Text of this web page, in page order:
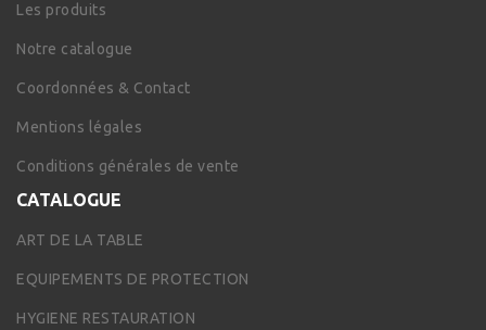
Les produits
Notre catalogue
Coordonnées & Contact
Mentions légales
Conditions générales de vente
CATALOGUE
ART DE LA TABLE
EQUIPEMENTS DE PROTECTION
HYGIENE RESTAURATION